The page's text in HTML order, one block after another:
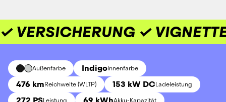
✓ VERSICHERUNG ✓
Außenfarbe IndigoInnenfarbe
476 kmReichweite (WLTP) 153 kW DCLadeleistung